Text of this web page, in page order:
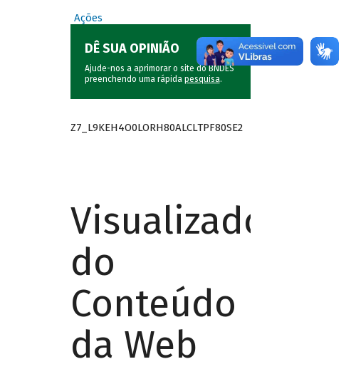
Ações
DÊ SUA OPINIÃO
Ajude-nos a aprimorar o site do BNDES
preenchendo uma rápida pesquisa.
Z7_L9KEH4O0LORH80ALCLTPF80SE2
Visualizador
do
Conteúdo
da Web